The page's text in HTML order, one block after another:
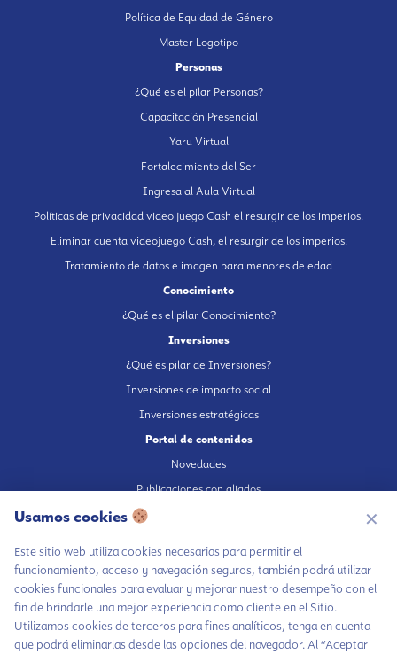
Política de Equidad de Género
Master Logotipo
Personas
¿Qué es el pilar Personas?
Capacitación Presencial
Yaru Virtual
Fortalecimiento del Ser
Ingresa al Aula Virtual
Políticas de privacidad video juego Cash el resurgir de los imperios.
Eliminar cuenta videojuego Cash, el resurgir de los imperios.
Tratamiento de datos e imagen para menores de edad
Conocimiento
¿Qué es el pilar Conocimiento?
Inversiones
¿Qué es pilar de Inversiones?
Inversiones de impacto social
Inversiones estratégicas
Portal de contenidos
Novedades
Publicaciones con aliados
Fundación en medios
Escúchanos en Spotify
Autorización de tratamiento de datos
Usamos cookies ✕
Este sitio web utiliza cookies necesarias para permitir el
funcionamiento, acceso y navegación seguros, también podrá utilizar
cookies funcionales para evaluar y mejorar nuestro desempeño con el
fin de brindarle una mejor experiencia como cliente en el Sitio.
Utilizamos cookies de terceros para fines analíticos, tenga en cuenta
que podrá eliminarlas desde las opciones del navegador. Al “Aceptar